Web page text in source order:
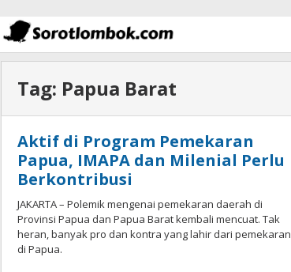
Tag: Papua Barat
Aktif di Program Pemekaran
Papua, IMAPA dan Milenial Perlu
Berkontribusi
JAKARTA – Polemik mengenai pemekaran daerah di
Provinsi Papua dan Papua Barat kembali mencuat. Tak
heran, banyak pro dan kontra yang lahir dari pemekaran
di Papua.